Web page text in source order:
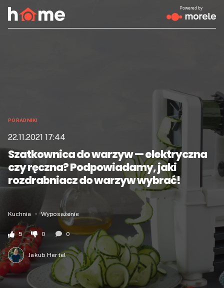
Powered by
PORADNIKI
22.11.2021 17:44
Szatkownica do warzyw — elektryczna
czy ręczna? Podpowiadamy, jaki
rozdrabniacz do warzyw wybrać!
Kuchnia Wyposażenie
5 0 0
Jakub Hertel